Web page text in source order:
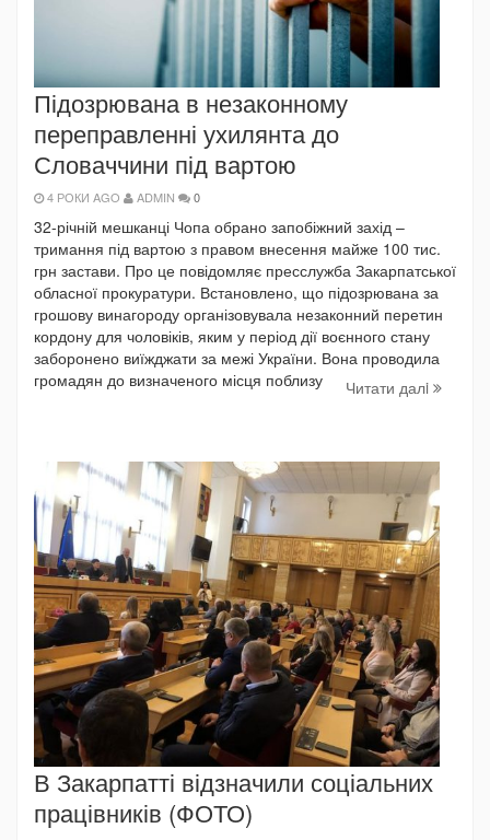
Підозрювана в незаконному
переправленні ухилянта до
Словаччини під вартою
4 РОКИ AGO ADMIN 0
32-річній мешканці Чопа обрано запобіжний захід –
тримання під вартою з правом внесення майже 100 тис.
грн застави. Про це повідомляє пресслужба Закарпатської
обласної прокуратури. Встановлено, що підозрювана за
грошову винагороду організовувала незаконний перетин
кордону для чоловіків, яким у період дії воєнного стану
заборонено виїжджати за межі України. Вона проводила
громадян до визначеного місця поблизу
Читати далi
В Закарпатті відзначили соціальних
працівників (ФОТО)